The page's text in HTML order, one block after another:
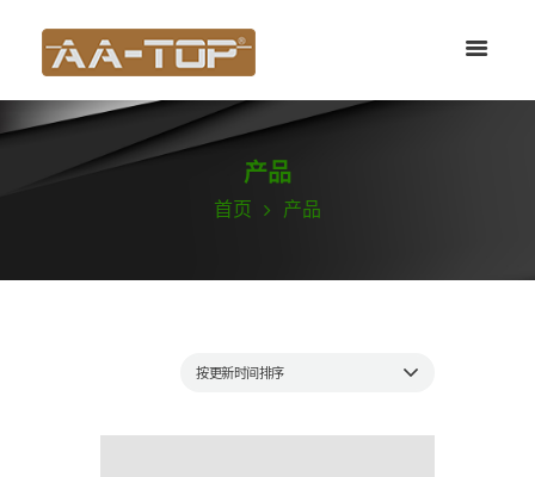
产品
首页 产品